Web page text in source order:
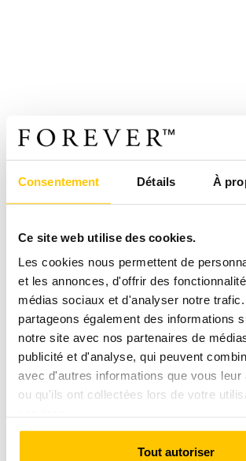
Consentement Détails À
Ce site web utilise des cookies.
Les cookies nous permettent de
et les annonces, d'offrir des
médias sociaux et d'analyser notre
partageons également des informations
notre site avec nos partenaires de
publicité et d'analyse, qui peuvent
avec d'autres informations que vous leur
ou qu'ils ont collectées lors de votre
Tout autoriser